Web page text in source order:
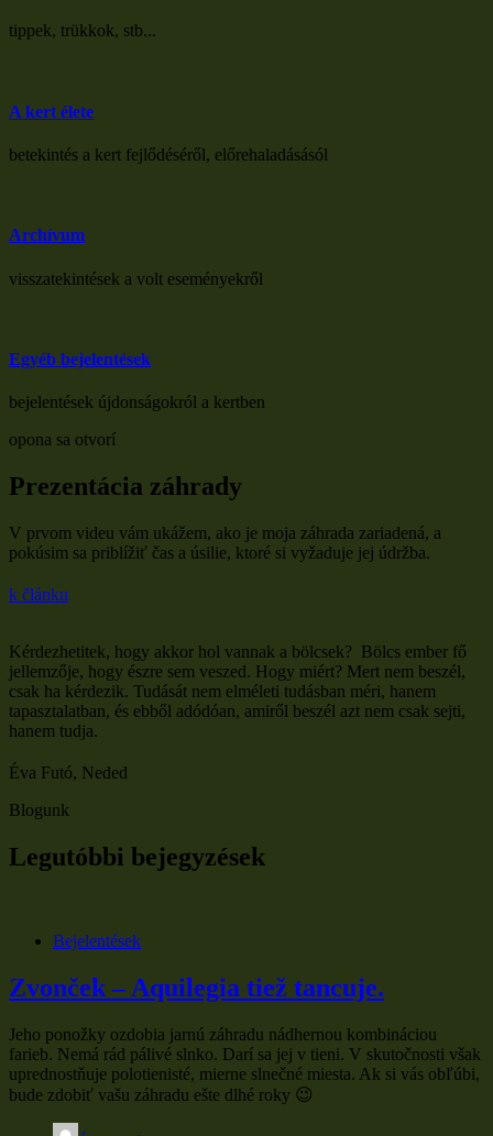
tippek, trükkok, stb...
A kert élete
betekintés a kert fejlődéséről, előrehaladásásól
Archívum
visszatekintések a volt eseményekről
Egyéb bejelentések
bejelentések újdonságokról a kertben
opona sa otvorí
Prezentácia záhrady
V prvom videu vám ukážem, ako je moja záhrada zariadená, a
pokúsim sa priblížiť čas a úsilie, ktoré si vyžaduje jej údržba.
k článku
Kérdezhetitek, hogy akkor hol vannak a bölcsek? Bölcs ember fő
jellemzője, hogy észre sem veszed. Hogy miért? Mert nem beszél,
csak ha kérdezik. Tudását nem elméleti tudásban méri, hanem
tapasztalatban, és ebből adódóan, amiről beszél azt nem csak sejti,
hanem tudja.
Éva Futó, Neded
Blogunk
Legutóbbi bejegyzések
Bejelentések
Zvonček – Aquilegia tiež tancuje.
Jeho ponožky ozdobia jarnú záhradu nádhernou kombináciou
farieb. Nemá rád pálivé slnko. Darí sa jej v tieni. V skutočnosti však
uprednostňuje polotienisté, mierne slnečné miesta. Ak si vás obľúbi,
bude zdobiť vašu záhradu ešte dlhé roky 😉